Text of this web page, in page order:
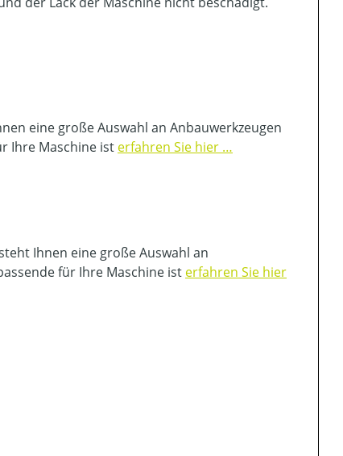
eine große Auswahl an Anbauwerkzeugen
Ihre Maschine ist erfahren Sie hier …
Ihnen eine große Auswahl an
für Ihre Maschine ist erfahren Sie hier